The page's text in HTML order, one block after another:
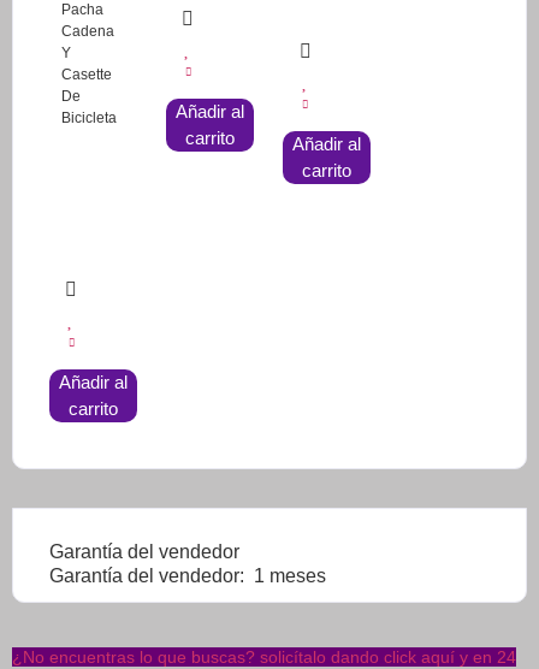
Pacha
Cadena
Y
Casette
De
Bicicleta
Añadir al
carrito
Añadir al
carrito
Añadir al
carrito
Garantía del vendedor
Garantía del vendedor: 1 meses
¿No encuentras lo que buscas? solicítalo dando click aquí y en 24